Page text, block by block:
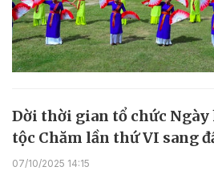
Dời thời gian tổ chức Ngày
tộc Chăm lần thứ VI sang
07/10/2025 14:15